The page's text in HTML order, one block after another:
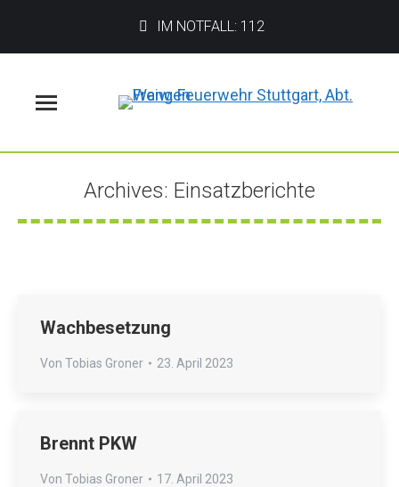
IM NOTFALL: 112
Archives: Einsatzberichte
Sie befinden sich hier:
Wachbesetzung
Von Tobias Groner 23. April 2023
Brennt PKW
Von Tobias Groner 17. April 2023